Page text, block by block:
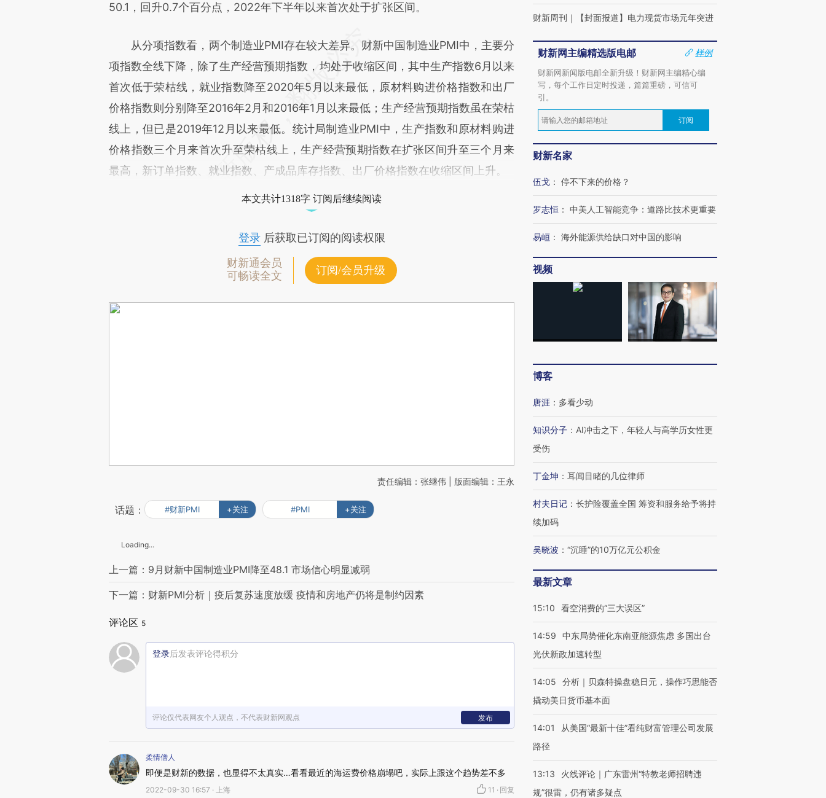
50.1，回升0.7个百分点，2022年下半年以来首次处于扩张区间。
从分项指数看，两个制造业PMI存在较大差异。财新中国制造业PMI中，主要分
项指数全线下降，除了生产经营预期指数，均处于收缩区间，其中生产指数6月以来
首次低于荣枯线，就业指数降至2020年5月以来最低，原材料购进价格指数和出厂
价格指数则分别降至2016年2月和2016年1月以来最低；生产经营预期指数虽在荣枯
线上，但已是2019年12月以来最低。统计局制造业PMI中，生产指数和原材料购进
价格指数三个月来首次升至荣枯线上，生产经营预期指数在扩张区间升至三个月来
最高，新订单指数、就业指数、产成品库存指数、出厂价格指数在收缩区间上升。
本文共计1318字 订阅后继续阅读
登录后获取已订阅的阅读权限
财新通会员
可畅读全文
订阅/会员升级
责任编辑：张继伟 | 版面编辑：王永
话题： #财新PMI +关注 #PMI +关注
Loading...
上一篇：9月财新中国制造业PMI降至48.1 市场信心明显减弱
下一篇：财新PMI分析｜疫后复苏速度放缓 疫情和房地产仍将是制约因素
评论区 5
登录后发表评论得积分
评论仅代表网友个人观点，不代表财新网观点 发布
柔情僧人
即便是财新的数据，也显得不太真实…看看最近的海运费价格崩塌吧，实际上跟这个趋势差不多
2022-09-30 16:57 · 上海 11 · 回复
财新周刊 ｜ 【封面报道】电力现货市场元年突进
财新网主编精选版电邮
样例
财新网新闻版电邮全新升级！财新网主编精心编
写，每个工作日定时投递，篇篇重磅，可信可
引。
订阅
财新名家
伍戈 ： 停不下来的价格？
罗志恒 ： 中美人工智能竞争：道路比技术更重要
易峘 ： 海外能源供给缺口对中国的影响
视频
博客
唐涯 ： 多看少动
知识分子 ： AI冲击之下，年轻人与高学历女性更
受伤
丁金坤 ： 耳闻目睹的几位律师
村夫日记 ： 长护险覆盖全国 筹资和服务给予将持
续加码
吴晓波 ： “沉睡”的10万亿元公积金
最新文章
15:10 看空消费的“三大误区”
14:59
中东局势催化东南亚能源焦虑 多国出台
光伏新政加速转型
14:05
分析｜贝森特操盘稳日元，操作巧思能否
撬动美日货币基本面
14:01
从美国“最新十佳”看纯财富管理公司发展
路径
13:13
火线评论｜广东雷州“特教老师招聘违
规”很雷，仍有诸多疑点